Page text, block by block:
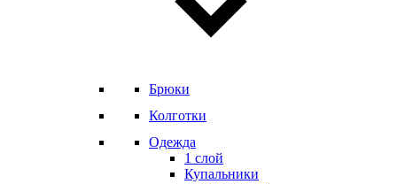
Брюки
Колготки
Одежда
1 слой
Купальники